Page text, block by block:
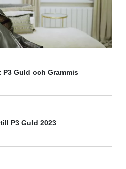
Guld och Grammis
P3 Guld 2023